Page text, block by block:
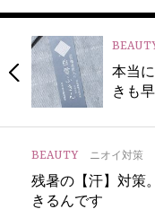
本当
きも
BEAUTY ニオイ対策
残暑の【汗】対策
きるんです